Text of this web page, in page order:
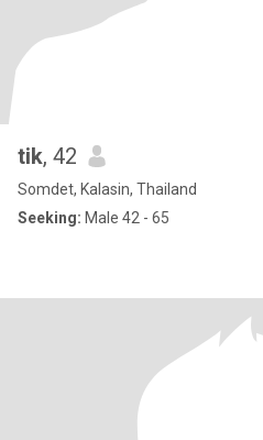
tik, 42
Somdet, Kalasin, Thailand
Seeking: Male 42 - 65